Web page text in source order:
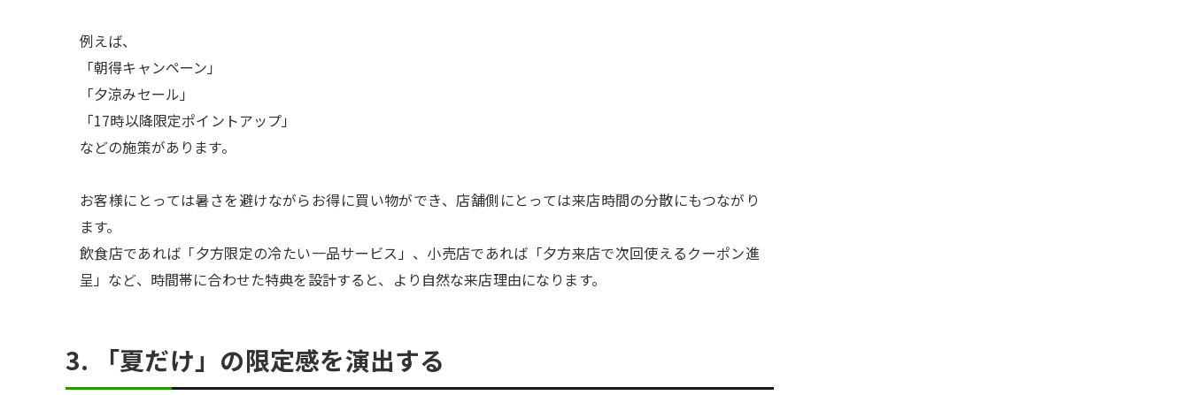
例えば、
「朝得キャンペーン」
「夕涼みセール」
「17時以降限定ポイントアップ」
などの施策があります。
お客様にとっては暑さを避けながらお得に買い物ができ、店舗側にとっては来店時間の分散にもつながり
ます。
飲食店であれば「夕方限定の冷たい一品サービス」、小売店であれば「夕方来店で次回使えるクーポン進
呈」など、時間帯に合わせた特典を設計すると、より自然な来店理由になります。
3. 「夏だけ」の限定感を演出する